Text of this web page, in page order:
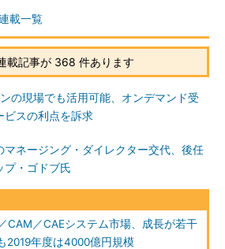
載一覧
載記事が 368 件あります
の現場でも活用可能、オンデマンド受
ビスの利点を訴求
マネージング・ダイレクター交代、後任
プ・ゴドブ氏
CAM／CAEシステム市場、成長が若干
2019年度は4000億円規模